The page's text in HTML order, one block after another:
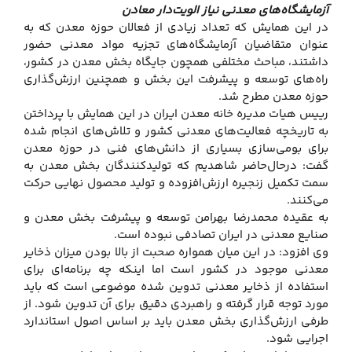
آزمایشگاه‌های معدنی نیاز الویت‌دار معادن
در این همایش که تعداد زیادی از فعالان حوزه معدن که به
عنوان متقاضیان آزمایشگاه‌های تجزیه مواد معدنی حضور
داشتند، مباحث مختلفی همچون جایگاه بخش معدن در کشور،
راه‌های توسعه و پیشرفت این بخش و همچنین ارزش‌گذاری
حوزه معدن مطرح شد.
رییس هیات مدیره خانه معدن ایران در این همایش با پرداختن
به تاریخچه فعالیت‌های معدنی کشور و تلاش‌های انجام شده
برای بومی‌سازی بسیاری از دانش‌های فنی در حوزه معدن
گفت: درحال‌حاضر شاهدیم که تولیدکنندگان بخش معدن به
سمت تکمیل زنجیره ارزش‌افزوده و تولید محصول نهایی حرکت
می‌کنند.
به عقیده محمدرضا بهرامن توسعه و پیشرفت بخش معدن و
صنایع معدنی در ایران تصادفی نبوده است.
وی افزود: در این میان همواره صحبت از بالا بودن میزان ذخایر
معدنی موجود در کشور است اما اینکه چه برنامه‌ای برای
استفاده از ذخایر معدنی تدوین شده موضوعی است که باید
مورد توجه قرار گرفته و راهبردی دقیق برای آن تدوین شود. از
طرفی ارزش‌گذاری بخش معدن باید بر اساس اصول استاندارد
اجرایی شود.